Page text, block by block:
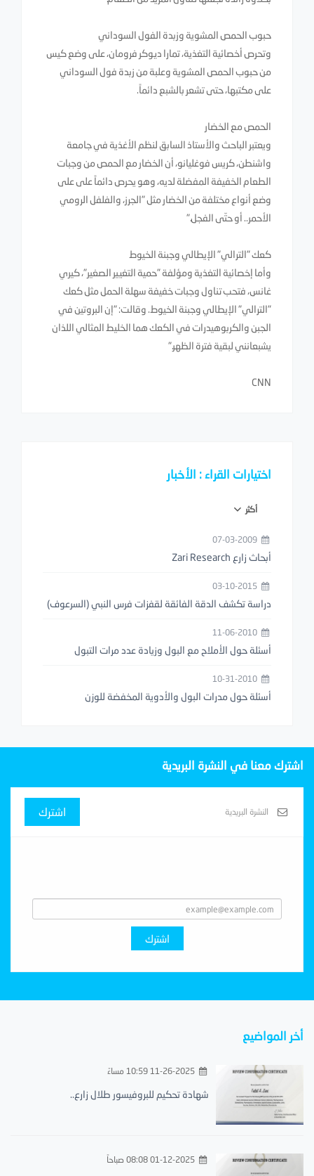
حبوب الحمص المشوية وزبدة الفول السوداني
وتحرص أخصائية التغذية، تمارا ديوكر فرومان، على وضع كيس
من حبوب الحمص المشوية وعلبة من زبدة فول السوداني
على مكتبها، حتى تشعر بالشبع دائماً.
الحمص مع الخضار
ويعتبر الباحث والأستاذ السابق لنظم الأغذية في جامعة
واشنطن، كريس فوغليانو، أن الخضار مع الحمص من وجبات
الطعام الخفيفة المفضلة لديه، وهو يحرص دائماً على على
وضع أنواع مختلفة من الخضار مثل "الجرز، والفلفل الرومي
الأحمر.. أو حتّى الفجل."
كعك "الترالي" الإيطالي وجبنة الخيوط
وأما إخصائية التغذية ومؤلفة "حمية التغيير الصغير"، كيري
غانس، فتحب تناول وجبات خفيفة سهلة الحمل مثل كعك
"الترالي" الإيطالي وجبنة الخيوط. وقالت: "إن البروتين في
الجبن والكربوهيدرات في الكعك هما الخليط المثالي اللذان
يشبعانني لبقية فترة الظهر."
CNN
اختيارات القراء : الأخبار
أكثر
أبحاث زارع Zari Research
دراسة تكشف الدقة الفائقة لقفزات فرس النبي (السرعوف)
أسئلة حول الأملاح مع البول وزيادة عدد مرات التبول
أسئلة حول مدرات البول والأدوية المخفضة للوزن
اشترك معنا في النشرة البريدية
اشترك
اشترك
أخر المواضيع
11-26-2025 10:59 مساءً
شهادة تحكيم للبروفيسور طلال زارع..
01-12-2025 08:08 صباحاً